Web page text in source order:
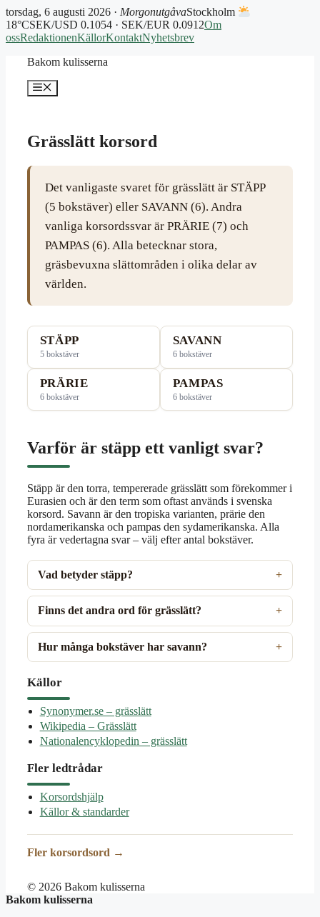
torsdag, 6 augusti 2026 · MorgonutgåvaStockholm
18°CSEK/USD 0.1054 · SEK/EUR 0.0912Om
ossRedaktionenKällorKontaktNyhetsbrev
Bakom kulisserna
Meny
Grässlätt korsord
Det vanligaste svaret för grässlätt är STÄPP
(5 bokstäver) eller SAVANN (6). Andra
vanliga korsordssvar är PRÄRIE (7) och
PAMPAS (6). Alla betecknar stora,
gräsbevuxna slättområden i olika delar av
världen.
STÄPP
5 bokstäver
SAVANN
6 bokstäver
PRÄRIE
6 bokstäver
PAMPAS
6 bokstäver
Varför är stäpp ett vanligt svar?
Stäpp är den torra, tempererade grässlätt som förekommer i
Eurasien och är den term som oftast används i svenska
korsord. Savann är den tropiska varianten, prärie den
nordamerikanska och pampas den sydamerikanska. Alla
fyra är vedertagna svar – välj efter antal bokstäver.
Vad betyder stäpp?
Finns det andra ord för grässlätt?
Hur många bokstäver har savann?
Källor
Synonymer.se – grässlätt
Wikipedia – Grässlätt
Nationalencyklopedin – grässlätt
Fler ledtrådar
Korsordshjälp
Källor & standarder
Fler korsordsord →
© 2026 Bakom kulisserna
Bakom kulisserna